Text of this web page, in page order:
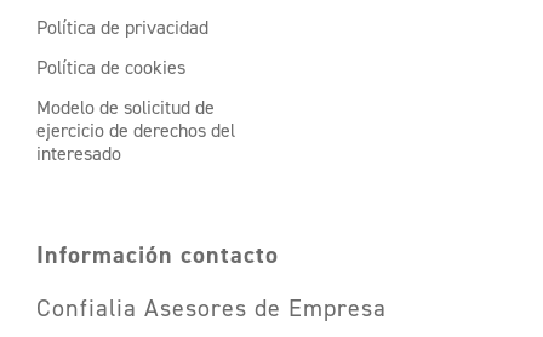
Política de privacidad
Política de cookies
Modelo de solicitud de
ejercicio de derechos del
interesado
Información contacto
Confialia Asesores de Empresa